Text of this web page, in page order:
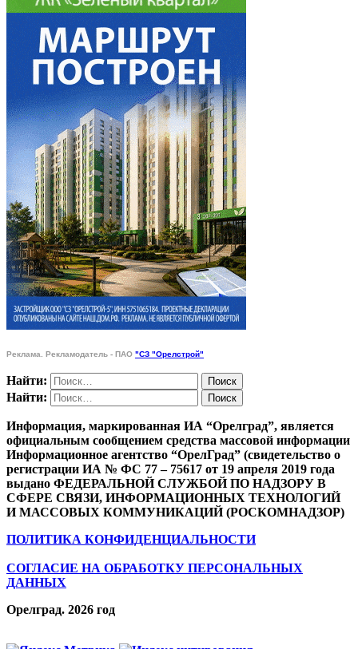
Реклама. Рекламодатель - ПАО "СЗ "Орелстрой"
Найти:
Найти:
Информация, маркированная ИА “Орелград”, является
официальным сообщением средства массовой информации
Информационное агентство “ОрелГрад” (свидетельство о
регистрации ИА № ФС 77 – 75617 от 19 апреля 2019 года
выдано ФЕДЕРАЛЬНОЙ СЛУЖБОЙ ПО НАДЗОРУ В
СФЕРЕ СВЯЗИ, ИНФОРМАЦИОННЫХ ТЕХНОЛОГИЙ
И МАССОВЫХ КОММУНИКАЦИЙ (РОСКОМНАДЗОР)
ПОЛИТИКА КОНФИДЕНЦИАЛЬНОСТИ
СОГЛАСИЕ НА ОБРАБОТКУ ПЕРСОНАЛЬНЫХ
ДАННЫХ
Орелград. 2026 год